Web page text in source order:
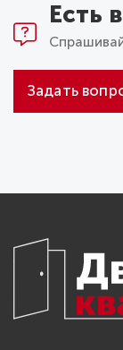
Есть
Задать